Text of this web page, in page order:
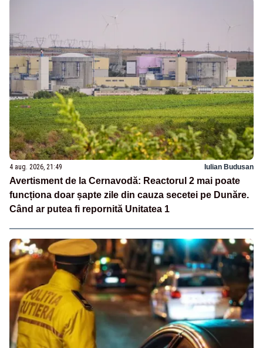
4 aug. 2026, 21:49 Iulian Budusan
Avertisment de la Cernavodă: Reactorul 2 mai poate
funcționa doar șapte zile din cauza secetei pe Dunăre.
Când ar putea fi repornită Unitatea 1